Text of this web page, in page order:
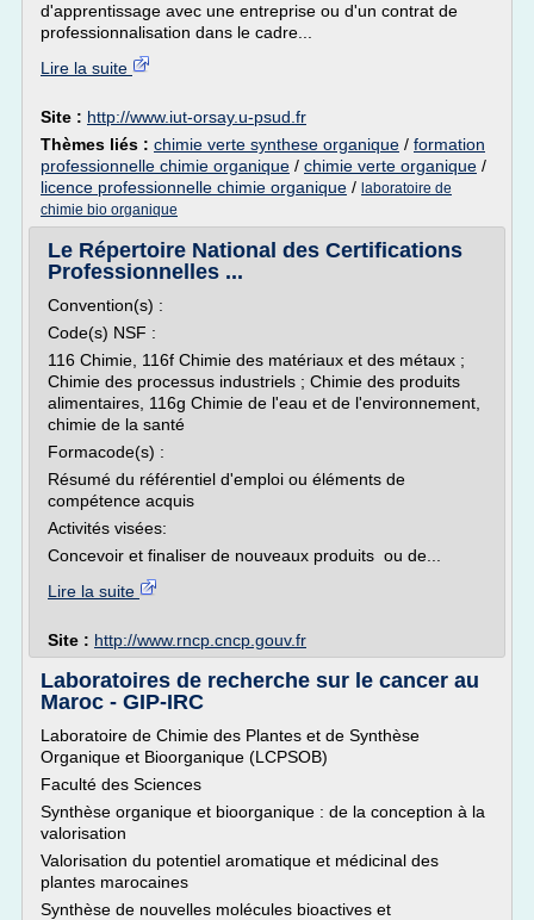
d'apprentissage avec une entreprise ou d'un contrat de
professionnalisation dans le cadre...
Lire la suite
Site : http://www.iut-orsay.u-psud.fr
Thèmes liés : chimie verte synthese organique / formation
professionnelle chimie organique / chimie verte organique /
licence professionnelle chimie organique / laboratoire de
chimie bio organique
Le Répertoire National des Certifications
Professionnelles ...
Convention(s) :
Code(s) NSF :
116 Chimie, 116f Chimie des matériaux et des métaux ;
Chimie des processus industriels ; Chimie des produits
alimentaires, 116g Chimie de l'eau et de l'environnement,
chimie de la santé
Formacode(s) :
Résumé du référentiel d'emploi ou éléments de
compétence acquis
Activités visées:
Concevoir et finaliser de nouveaux produits ou de...
Lire la suite
Site : http://www.rncp.cncp.gouv.fr
Laboratoires de recherche sur le cancer au
Maroc - GIP-IRC
Laboratoire de Chimie des Plantes et de Synthèse
Organique et Bioorganique (LCPSOB)
Faculté des Sciences
Synthèse organique et bioorganique : de la conception à la
valorisation
Valorisation du potentiel aromatique et médicinal des
plantes marocaines
Synthèse de nouvelles molécules bioactives et